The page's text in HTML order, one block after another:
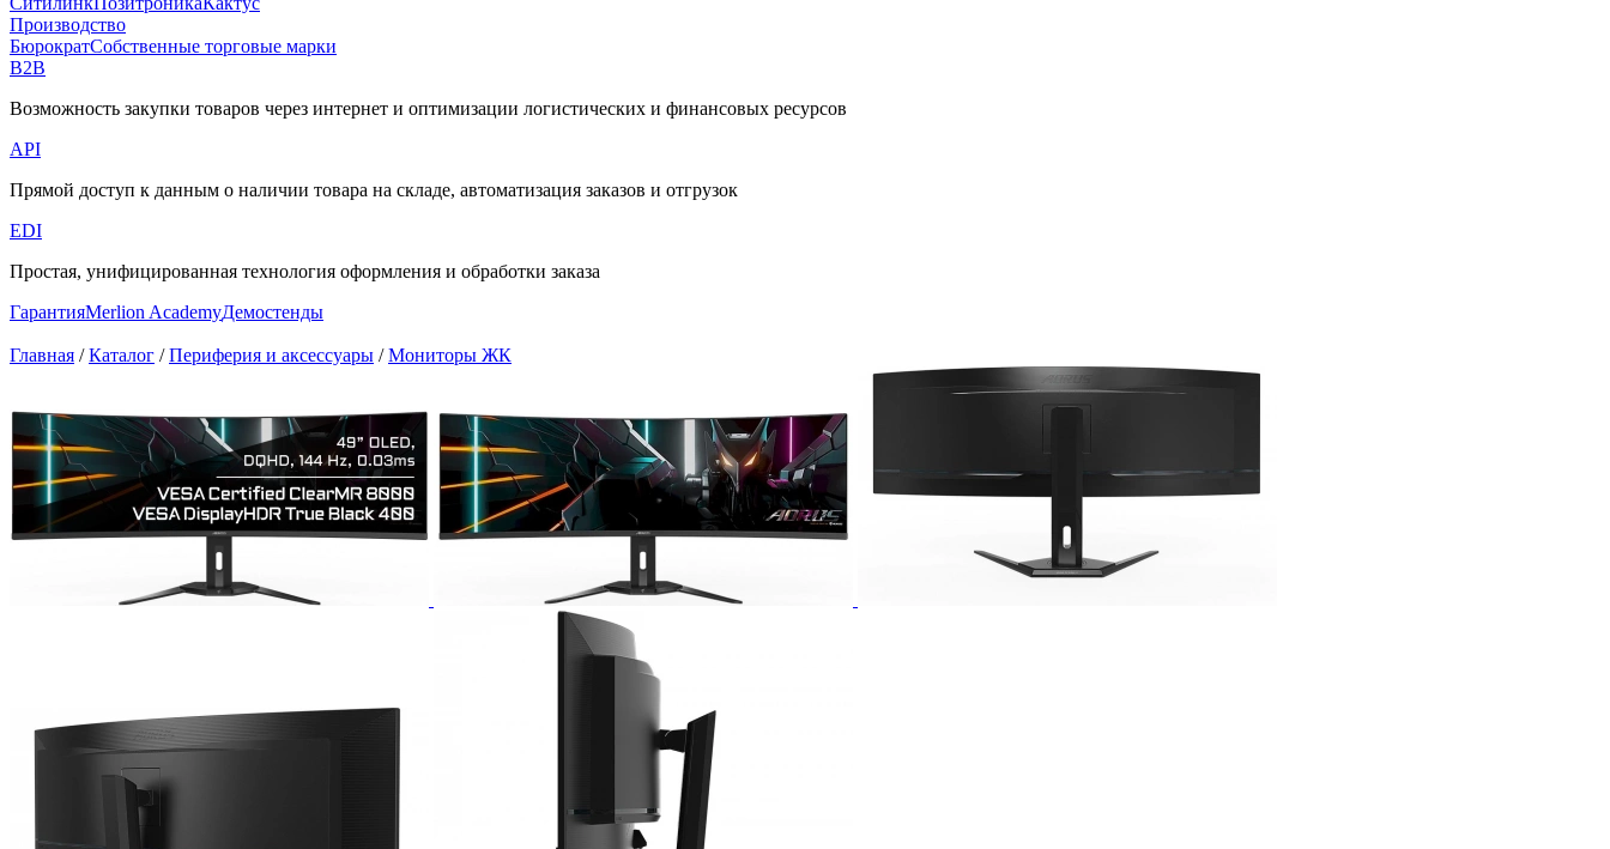
Производство
БюрократСобственные торговые марки
B2B
Возможность закупки товаров через интернет и оптимизации логистических и финансовых ресурсов
API
Прямой доступ к данным о наличии товара на складе, автоматизация заказов и отгрузок
EDI
Простая, унифицированная технология оформления и обработки заказа
ГарантияMerlion AcademyДемостенды
Главная /Каталог /Периферия и аксессуары /Мониторы ЖК